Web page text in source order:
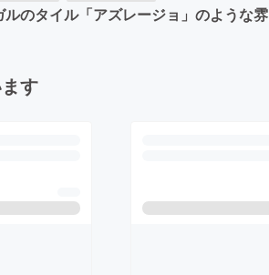
のタイル「アズレージョ」のような
す